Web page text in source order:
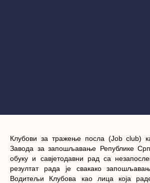
Клубови за тражење посла (Job club)
Завода за запошљавање Републике
обуку и савјетодавни рад са
резултат рада је свакако
Водитељи Клубова као лица која